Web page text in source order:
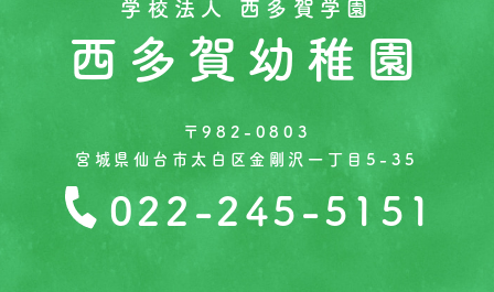
学校法人 西多賀学園
西多賀幼稚園
〒982-0803
宮城県仙台市太白区金剛沢一丁目5-35
022-245-5151